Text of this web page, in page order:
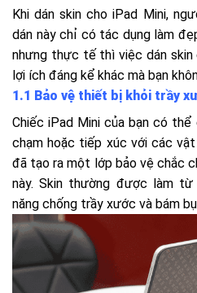
Khi dán skin cho iPad Mini,
dán này chỉ có tác dụng làm
nhưng thực tế thì việc dán skin
lợi ích đáng kể khác mà bạn
1.1 Bảo vệ thiết bị khỏi trầy
Chiếc iPad Mini của bạn có
chạm hoặc tiếp xúc với các vật
đã tạo ra một lớp bảo vệ chắc
này. Skin thường được làm
năng chống trầy xước và bám